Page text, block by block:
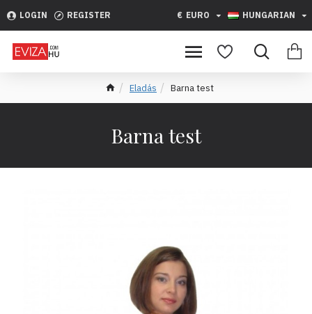
LOGIN REGISTER € EURO HUNGARIAN
Eladás Barna test
Barna test